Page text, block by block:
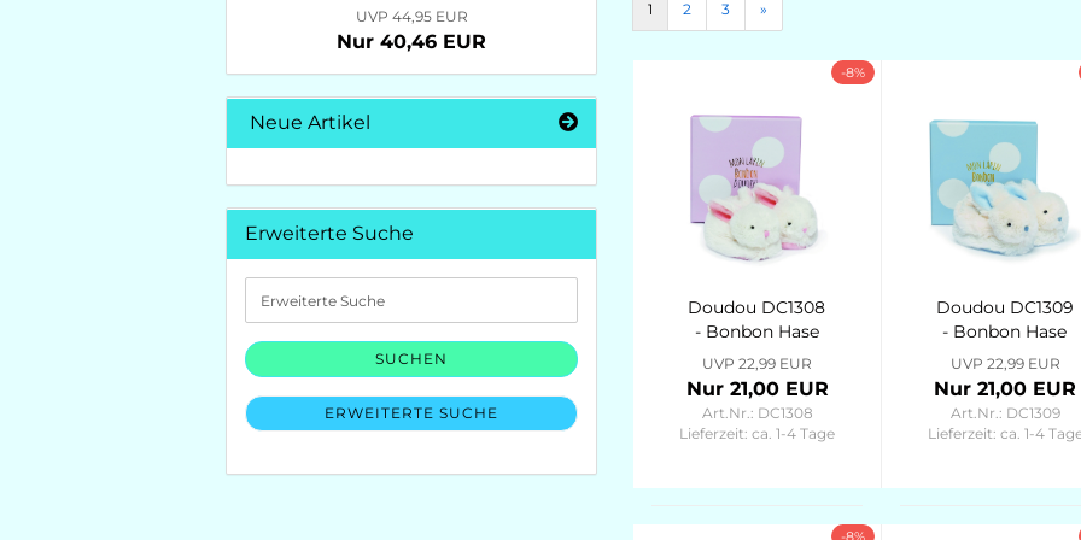
1 2 3 »
-8%
Doudou DC1308
- Bonbon Hase
Füsslinge mit
Rassel, rosa 0-
6M Lapin
Bonbon
UVP 22,99 EUR
Nur 21,00 EUR
Art.Nr.: DC1308
Lieferzeit:ca. 1-4 Tage
Doudou DC1309
- Bonbon Hase
Füsslinge mit
Rassel, blau 0-
6M Lapin
Bonbon
UVP 22,99 EUR
Nur 21,00 EUR
Art.Nr.: DC1309
Lieferzeit: ca. 1-4
-8%
UVP 44,95 EUR
Nur 40,46 EUR
Neue Artikel
Erweiterte Suche
Suche
SUCHEN
ERWEITERTE SUCHE